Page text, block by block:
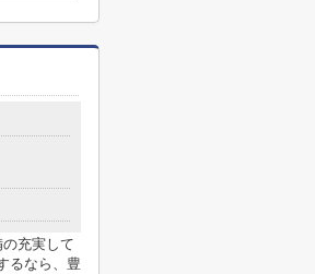
充実して
るなら、豊